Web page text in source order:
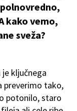
kako vemo,
sveža?
ključnega
preverimo tako,
potonilo, staro